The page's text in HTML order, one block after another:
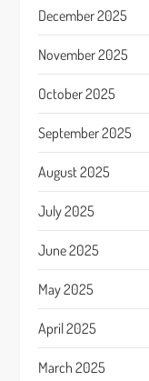
December 2025
November 2025
October 2025
September 2025
August 2025
July 2025
June 2025
May 2025
April 2025
March 2025